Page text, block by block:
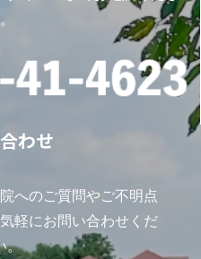
わせ
へのご質問やご不明点
軽にお問い合わせくだ
。